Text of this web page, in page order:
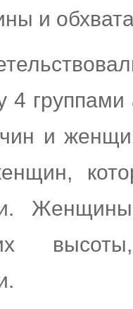
и
4
и
их